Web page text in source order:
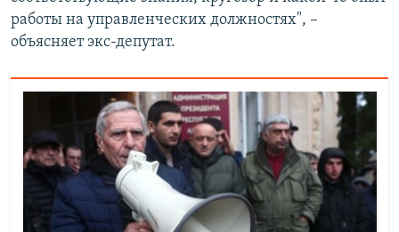
работы на управленческих должностях", –
объясняет экс-депутат.